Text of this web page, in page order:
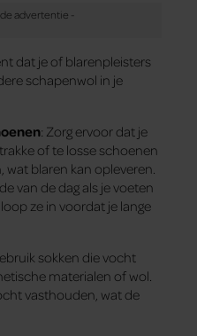
dat je of blarenpleisters
schapenwol in je
: Zorg ervoor dat je
of te losse schoenen
wat blaren kan opleveren.
van de dag als je voeten
ze in voordat je lange
sokken die vocht
materialen of wol.
vasthouden, wat de